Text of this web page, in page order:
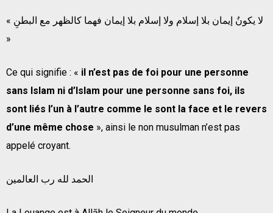
« لا يكونُ إيمان بلا إسلام ولا إسلام بلا إيمان فهما كالظهر مع البطنِ
»
Ce qui signifie : « il n’est pas de foi pour une personne
sans Islam ni d’Islam pour une personne sans foi, ils
sont liés l’un à l’autre comme le sont la face et le revers
d’une même chose », ainsi le non musulman n’est pas
appelé croyant.
الحمد لله رب العالمين